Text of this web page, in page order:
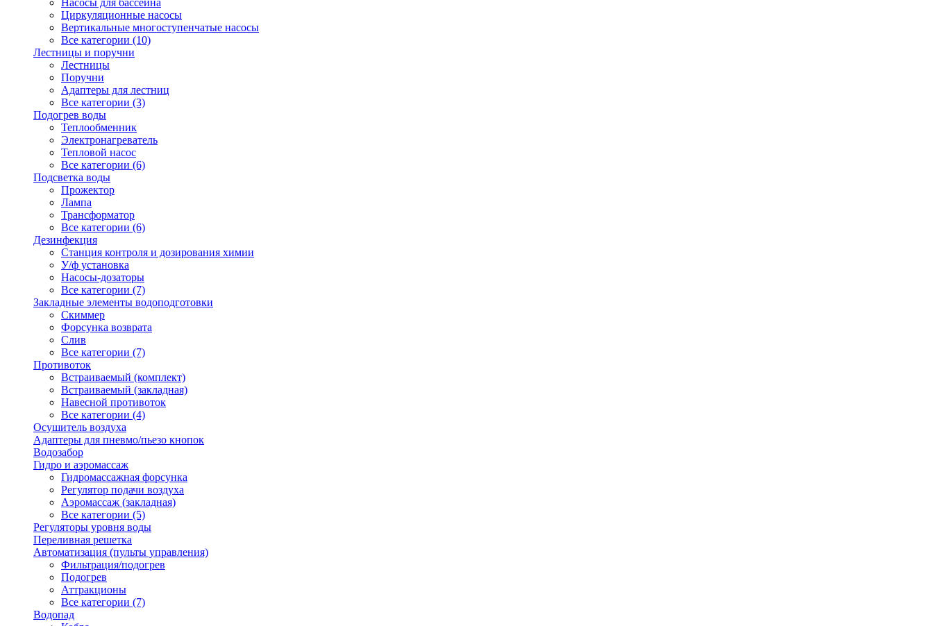
Насосы для бассейна
Циркуляционные насосы
Вертикальные многоступенчатые насосы
Все категории (10)
Лестницы и поручни
Лестницы
Поручни
Адаптеры для лестниц
Все категории (3)
Подогрев воды
Теплообменник
Электронагреватель
Тепловой насос
Все категории (6)
Подсветка воды
Прожектор
Лампа
Трансформатор
Все категории (6)
Дезинфекция
Станция контроля и дозирования химии
У/ф установка
Насосы-дозаторы
Все категории (7)
Закладные элементы водоподготовки
Скиммер
Форсунка возврата
Слив
Все категории (7)
Противоток
Встраиваемый (комплект)
Встраиваемый (закладная)
Навесной противоток
Все категории (4)
Осушитель воздуха
Адаптеры для пневмо/пьезо кнопок
Водозабор
Гидро и аэромассаж
Гидромассажная форсунка
Регулятор подачи воздуха
Аэромассаж (закладная)
Все категории (5)
Регуляторы уровня воды
Переливная решетка
Автоматизация (пульты управления)
Фильтрация/подогрев
Подогрев
Аттракционы
Все категории (7)
Водопад